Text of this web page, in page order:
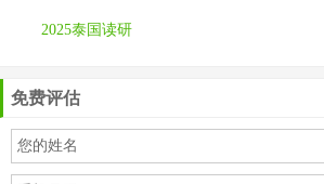
2025泰国读研
免费评估